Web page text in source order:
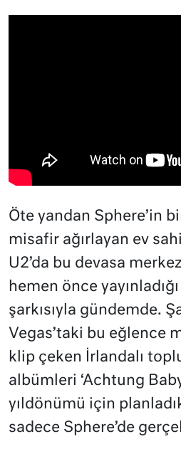
Öte yandan Sphere’in
misafir ağırlayan ev
U2’da bu devasa
hemen önce
şarkısıyla gündemde.
Vegas’taki bu eğlence
klip çeken İrlandalı
albümleri ‘Achtung
yıldönümü için
sadece Sphere’de